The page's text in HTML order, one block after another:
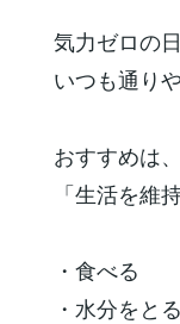
気力ゼロの日
いつも通り
おすすめは、
「生活を維
・食べる
・水分をとる